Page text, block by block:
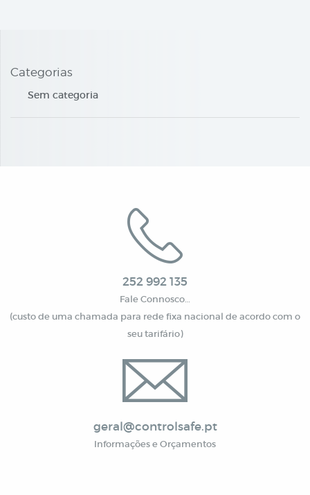
Categorias
Sem categoria
252 992 135
Fale Connosco…
(custo de uma chamada para rede fixa nacional de acordo com o
seu tarifário)
geral@controlsafe.pt
Informações e Orçamentos